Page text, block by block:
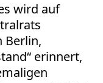
wird auf
Berlin,
erinnert,